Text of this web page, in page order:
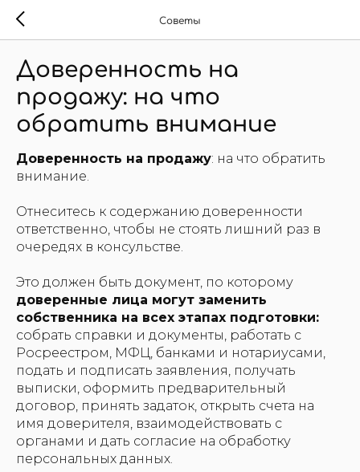
Советы
Доверенность на
продажу: на что
обратить внимание
Доверенность на продажу: на что обратить
внимание.
Отнеситесь к содержанию доверенности
ответственно, чтобы не стоять лишний раз в
очередях в консульстве.
Это должен быть документ, по которому
доверенные лица могут заменить
собственника на всех этапах подготовки:
собрать справки и документы, работать с
Росреестром, МФЦ, банками и нотариусами,
подать и подписать заявления, получать
выписки, оформить предварительный
договор, принять задаток, открыть счета на
имя доверителя, взаимодействовать с
органами и дать согласие на обработку
персональных данных.